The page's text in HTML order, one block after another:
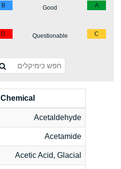
A
Good
B
C
Questionable
D
Chemical
Acetaldehyde
Acetamide
Acetic Acid, Glacial